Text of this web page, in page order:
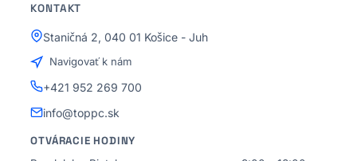
KONTAKT
Staničná 2, 040 01 Košice - Juh
Navigovať k nám
+421 952 269 700
info@toppc.sk
OTVÁRACIE HODINY